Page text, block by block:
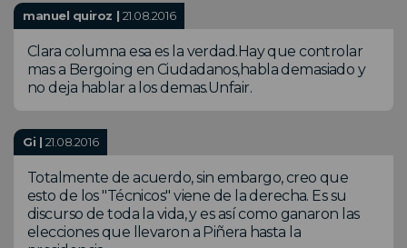
manuel quiroz | 21.08.2016
Clara columna esa es la verdad.Hay que controlar
mas a Bergoing en Ciudadanos,habla demasiado y
no deja hablar a los demas.Unfair.
Gi | 21.08.2016
Totalmente de acuerdo, sin embargo, creo que
esto de los "Técnicos" viene de la derecha. Es su
discurso de toda la vida, y es así como ganaron las
elecciones que llevaron a Piñera hasta la